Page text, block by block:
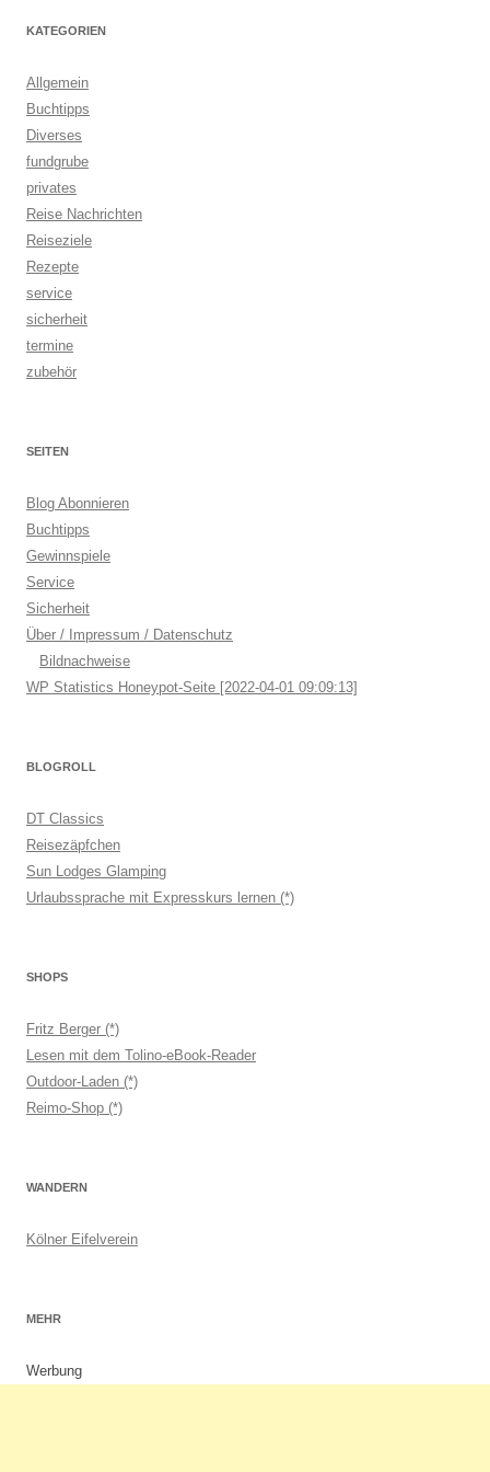
KATEGORIEN
Allgemein
Buchtipps
Diverses
fundgrube
privates
Reise Nachrichten
Reiseziele
Rezepte
service
sicherheit
termine
zubehör
SEITEN
Blog Abonnieren
Buchtipps
Gewinnspiele
Service
Sicherheit
Über / Impressum / Datenschutz
Bildnachweise
WP Statistics Honeypot-Seite [2022-04-01 09:09:13]
BLOGROLL
DT Classics
Reisezäpfchen
Sun Lodges Glamping
Urlaubssprache mit Expresskurs lernen (*)
SHOPS
Fritz Berger (*)
Lesen mit dem Tolino-eBook-Reader
Outdoor-Laden (*)
Reimo-Shop (*)
WANDERN
Kölner Eifelverein
MEHR
Werbung